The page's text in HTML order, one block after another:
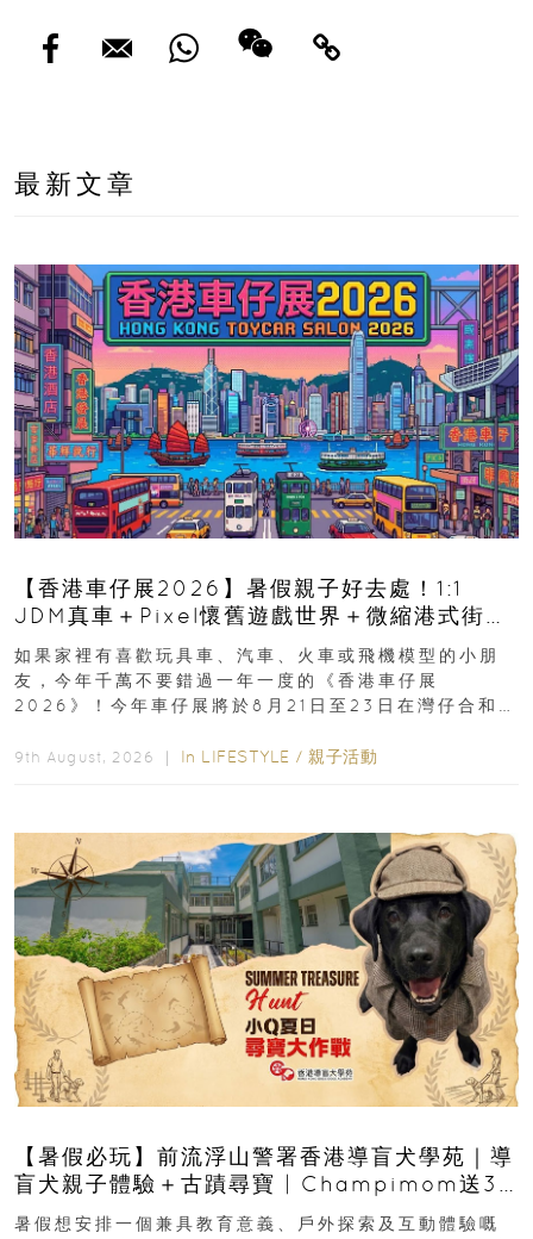
最新文章
【香港車仔展2026】暑假親子好去處！1:1
JDM真車＋Pixel懷舊遊戲世界＋微縮港式街景
8月灣仔登場 車迷家庭必去！
如果家裡有喜歡玩具車、汽車、火車或飛機模型的小朋
友，今年千萬不要錯過一年一度的《香港車仔展
2026》！今年車仔展將於8月21日至23日在灣仔合和酒
9th August, 2026 ｜ In LIFESTYLE / 親子活動
【暑假必玩】前流浮山警署香港導盲犬學苑｜導
盲犬親子體驗＋古蹟尋寶 | Champimom送3
組免費名額
暑假想安排一個兼具教育意義、戶外探索及互動體驗嘅